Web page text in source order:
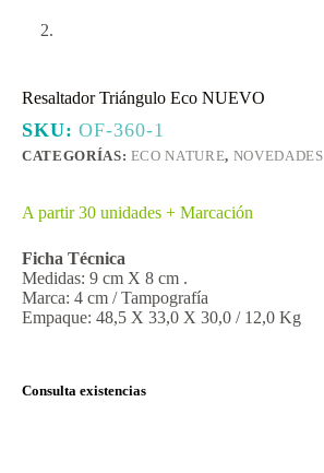
Resaltador Triángulo Eco NUEVO
SKU:OF-360-1
CATEGORÍAS: ECO NATURE, NOVEDADES
A partir 30 unidades + Marcación
Ficha Técnica
Medidas: 9 cm X 8 cm .
Marca: 4 cm / Tampografía
Empaque: 48,5 X 33,0 X 30,0 / 12,0 Kg
Consulta existencias